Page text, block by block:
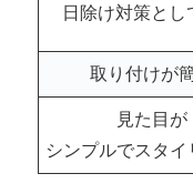
日除け対策とし
取り付けが
見た目が
シンプルでスタイ